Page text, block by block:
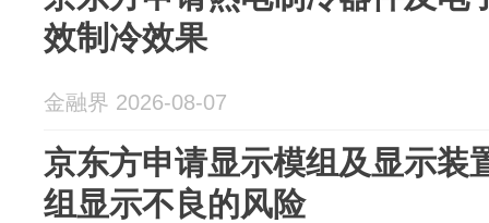
效制冷效果
金融界 2026-08-07
京东方申请显示模组及显示装
组显示不良的风险